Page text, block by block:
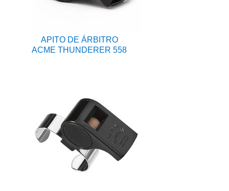
APITO DE ÁRBITRO
ACME THUNDERER 558